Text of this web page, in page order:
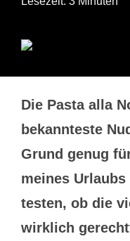
Die Pasta alla
bekannteste
Grund genug
meines
testen, ob die
wirklich